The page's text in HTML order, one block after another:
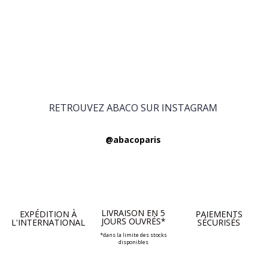
RETROUVEZ ABACO SUR INSTAGRAM
@abacoparis
EXPÉDITION À
L'INTERNATIONAL
LIVRAISON EN 5
JOURS OUVRÉS*
*dans la limite des stocks
disponibles
PAIEMENTS
SÉCURISÉS